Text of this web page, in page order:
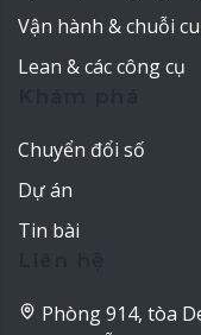
Vận hành & chuỗi
Lean & các công cụ
Chuyển đổi số
Dự án
Tin bài
Phòng 914, tòa